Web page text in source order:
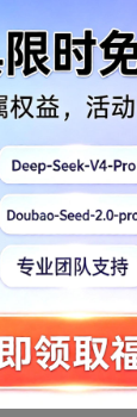
点。学而思
您孩子的需
，分辨率高
护眼技术，
批改和AI口语
适合有进阶